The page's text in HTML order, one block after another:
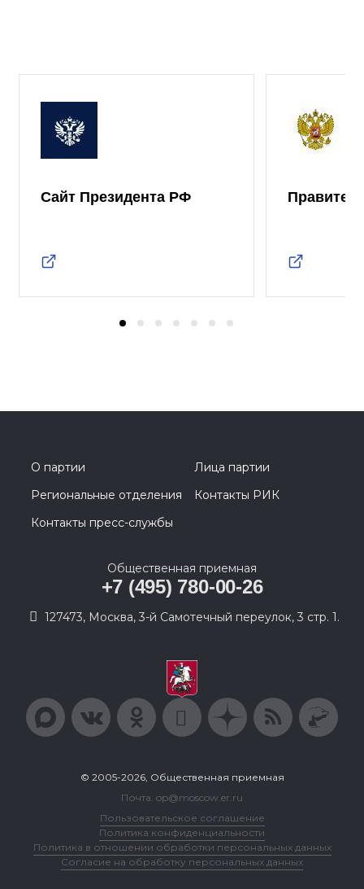
Сайт Президента РФ
О партии
Лица партии
Региональные отделения
Контакты РИК
Контакты пресс-службы
Общественная приемная
+7 (495) 780-00-26
127473, Москва, 3-й Самотечный переулок, 3 стр. 1.
© 2005-2026, Общественная приемная
Почта: op@moscow.er.ru
Пользовательское соглашение
Политика конфиденциальности
Политика в отношении обработки персональных данных
Согласие на обработку персональных данных